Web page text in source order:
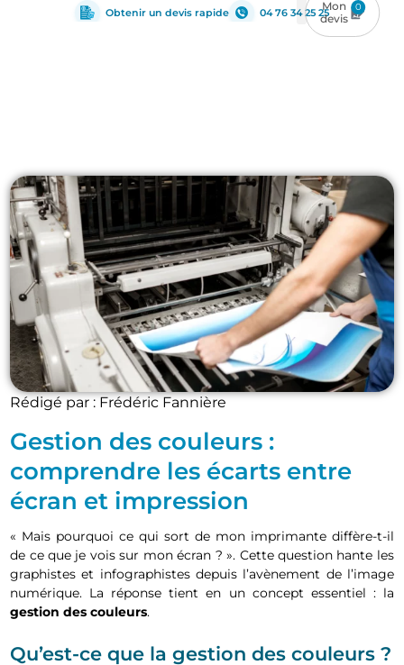
Obtenir un devis rapide 04 76 34 25 25 0
Media
Rédigé par : Frédéric Fannière
Gestion des couleurs :
comprendre les écarts entre
écran et impression
« Mais pourquoi ce qui sort de mon imprimante diffère-t-il
de ce que je vois sur mon écran ? ». Cette question hante les
graphistes et infographistes depuis l’avènement de l’image
numérique. La réponse tient en un concept essentiel : la
gestion des couleurs.
Qu’est-ce que la gestion des couleurs ?